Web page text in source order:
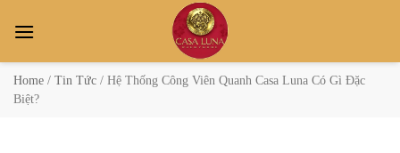
qua
dungHome / Tin Tức / Hệ Thống Công Viên Quanh Casa Luna Có Gì Đặc
Biệt?